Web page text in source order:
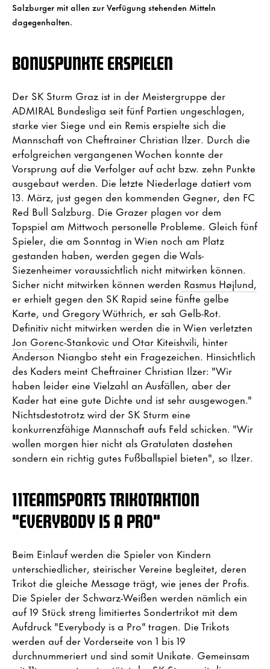
Salzburger mit allen zur Verfügung stehenden Mitteln
dagegenhalten.
BONUSPUNKTE ERSPIELEN
Der SK Sturm Graz ist in der Meistergruppe der
ADMIRAL Bundesliga seit fünf Partien ungeschlagen,
starke vier Siege und ein Remis erspielte sich die
Mannschaft von Cheftrainer Christian Ilzer. Durch die
erfolgreichen vergangenen Wochen konnte der
Vorsprung auf die Verfolger auf acht bzw. zehn Punkte
ausgebaut werden. Die letzte Niederlage datiert vom
13. März, just gegen den kommenden Gegner, den FC
Red Bull Salzburg. Die Grazer plagen vor dem
Topspiel am Mittwoch personelle Probleme. Gleich fünf
Spieler, die am Sonntag in Wien noch am Platz
gestanden haben, werden gegen die Wals-
Siezenheimer voraussichtlich nicht mitwirken können.
Sicher nicht mitwirken können werden Rasmus Højlund,
er erhielt gegen den SK Rapid seine fünfte gelbe
Karte, und Gregory Wüthrich, er sah Gelb-Rot.
Definitiv nicht mitwirken werden die in Wien verletzten
Jon Gorenc-Stankovic und Otar Kiteishvili, hinter
Anderson Niangbo steht ein Fragezeichen. Hinsichtlich
des Kaders meint Cheftrainer Christian Ilzer: "Wir
haben leider eine Vielzahl an Ausfällen, aber der
Kader hat eine gute Dichte und ist sehr ausgewogen."
Nichtsdestotrotz wird der SK Sturm eine
konkurrenzfähige Mannschaft aufs Feld schicken. "Wir
wollen morgen hier nicht als Gratulaten dastehen
sondern ein richtig gutes Fußballspiel bieten", so Ilzer.
11TEAMSPORTS TRIKOTAKTION
"EVERYBODY IS A PRO"
Beim Einlauf werden die Spieler von Kindern
unterschiedlicher, steirischer Vereine begleitet, deren
Trikot die gleiche Message trägt, wie jenes der Profis.
Die Spieler der Schwarz-Weißen werden nämlich ein
auf 19 Stück streng limitiertes Sondertrikot mit dem
Aufdruck "Everybody is a Pro" tragen. Die Trikots
werden auf der Vorderseite von 1 bis 19
durchnummeriert und sind somit Unikate. Gemeinsam